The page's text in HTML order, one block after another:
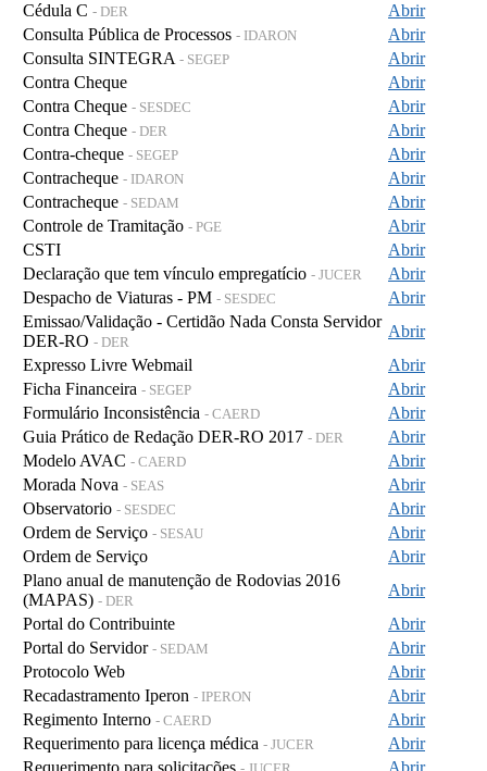
Cédula C - DER
Abrir
Consulta Pública de Processos - IDARON
Abrir
Consulta SINTEGRA - SEGEP
Abrir
Contra Cheque
Abrir
Contra Cheque - SESDEC
Abrir
Contra Cheque - DER
Abrir
Contra-cheque - SEGEP
Abrir
Contracheque - IDARON
Abrir
Contracheque - SEDAM
Abrir
Controle de Tramitação - PGE
Abrir
CSTI
Abrir
Declaração que tem vínculo empregatício - JUCER
Abrir
Despacho de Viaturas - PM - SESDEC
Abrir
Emissao/Validação - Certidão Nada Consta Servidor
DER-RO - DER
Abrir
Expresso Livre Webmail
Abrir
Ficha Financeira - SEGEP
Abrir
Formulário Inconsistência - CAERD
Abrir
Guia Prático de Redação DER-RO 2017 - DER
Abrir
Modelo AVAC - CAERD
Abrir
Morada Nova - SEAS
Abrir
Observatorio - SESDEC
Abrir
Ordem de Serviço - SESAU
Abrir
Ordem de Serviço
Abrir
Plano anual de manutenção de Rodovias 2016
(MAPAS) - DER
Abrir
Portal do Contribuinte
Abrir
Portal do Servidor - SEDAM
Abrir
Protocolo Web
Abrir
Recadastramento Iperon - IPERON
Abrir
Regimento Interno - CAERD
Abrir
Requerimento para licença médica - JUCER
Abrir